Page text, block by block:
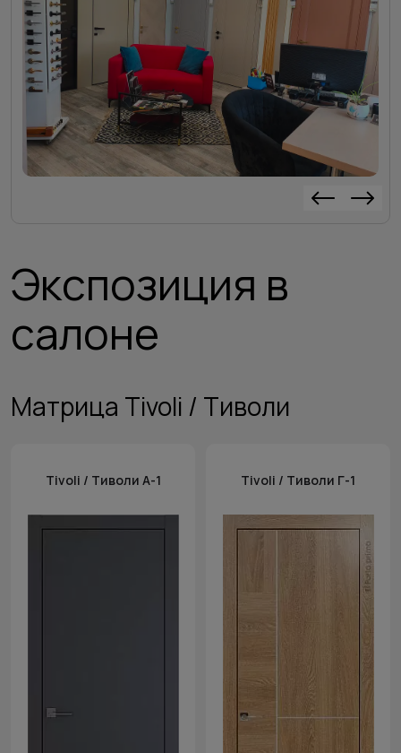
Экспозиция в
салоне
Матрица Tivoli / Тиволи
Tivoli / Тиволи А-1 Tivoli / Тиволи Г-1